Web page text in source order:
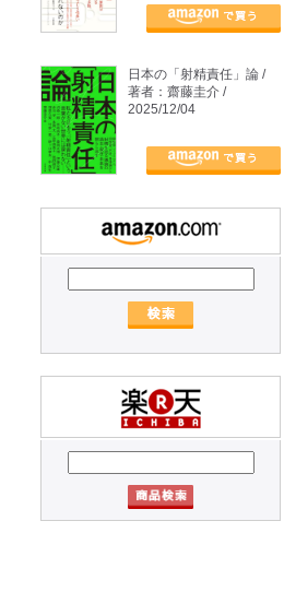
日本の「射精責任」論 /
著者：齋藤圭介 /
2025/12/04